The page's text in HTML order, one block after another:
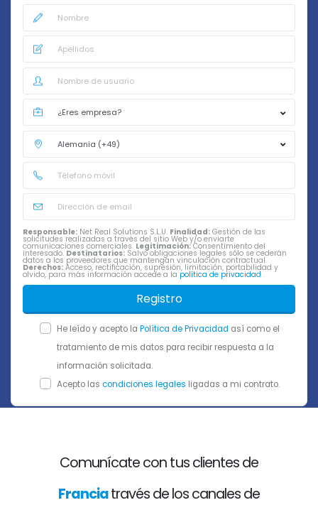
Responsable: Net Real Solutions S.L.U. Finalidad: Gestión de las
solicitudes realizadas a través del sitio Web y/o enviarte
comunicaciones comerciales. Legitimación:Consentimiento del
interesado. Destinatarios: Salvo obligaciones legales sólo se cederán
datos a los proveedores que mantengan vinculación contractual.
Derechos: Acceso, rectificación, supresión, limitación, portabilidad y
olvido, para más información accede a la política de privacidad .
Registro
He leído y acepto la Política de Privacidad así como el
tratamiento de mis datos para recibir respuesta a la
información solicitada.
Acepto las condiciones legales ligadas a mi contrato.
Comunícate con tus clientes de
Franciatravés de los canales de